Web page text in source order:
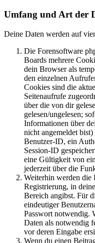
Umfang und Art der
Deine Daten werden auf
Die Forensoftware
Boards mehrere
dein Browser als
den einzelnen
Cookies sind die
Seitenaufrufe
über die von dir
gelesen/ungelesen;
Informationen über
nicht angemeldet
Benutzer-ID, ein
Session-ID
eine Gültigkeit von
jederzeit über die
Weiterhin werden die
Registrierung, in
Bereich angibst. Für
eindeutiger
Passwort notwendig.
Daten als notwendig
vor deren Eingabe
Wenn du einen